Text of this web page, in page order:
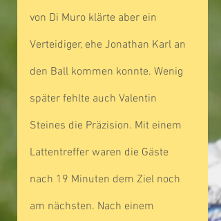
von Di Muro klärte aber ein
Verteidiger, ehe Jonathan Karl an
den Ball kommen konnte. Wenig
später fehlte auch Valentin
Steines die Präzision. Mit einem
Lattentreffer waren die Gäste
nach 19 Minuten dem Ziel noch
am nächsten. Nach einem